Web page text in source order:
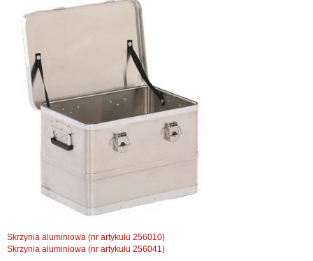
Skrzynia aluminiowa (nr artykułu 256010)
Skrzynia aluminiowa (nr artykułu 256041)